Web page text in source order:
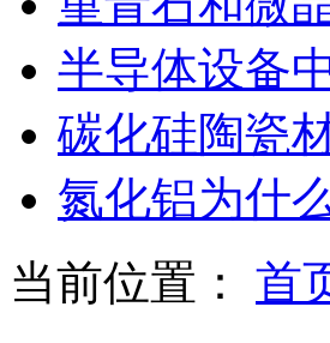
半导体设备
碳化硅陶瓷
氮化铝为什
当前位置：
首